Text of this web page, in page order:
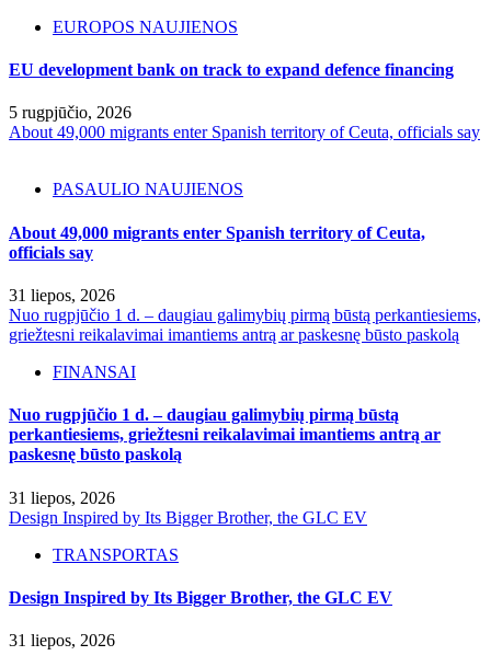
EUROPOS NAUJIENOS
EU development bank on track to expand defence financing
5 rugpjūčio, 2026
About 49,000 migrants enter Spanish territory of Ceuta, officials say
PASAULIO NAUJIENOS
About 49,000 migrants enter Spanish territory of Ceuta,
officials say
31 liepos, 2026
Nuo rugpjūčio 1 d. – daugiau galimybių pirmą būstą perkantiesiems,
griežtesni reikalavimai imantiems antrą ar paskesnę būsto paskolą
FINANSAI
Nuo rugpjūčio 1 d. – daugiau galimybių pirmą būstą
perkantiesiems, griežtesni reikalavimai imantiems antrą ar
paskesnę būsto paskolą
31 liepos, 2026
Design Inspired by Its Bigger Brother, the GLC EV
TRANSPORTAS
Design Inspired by Its Bigger Brother, the GLC EV
31 liepos, 2026